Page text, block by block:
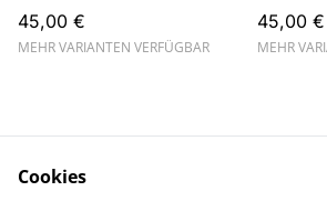
45,00 €
MEHR VARIANTEN VERFÜGBAR
Wandbild
45,00 €
MEHR
Cookies